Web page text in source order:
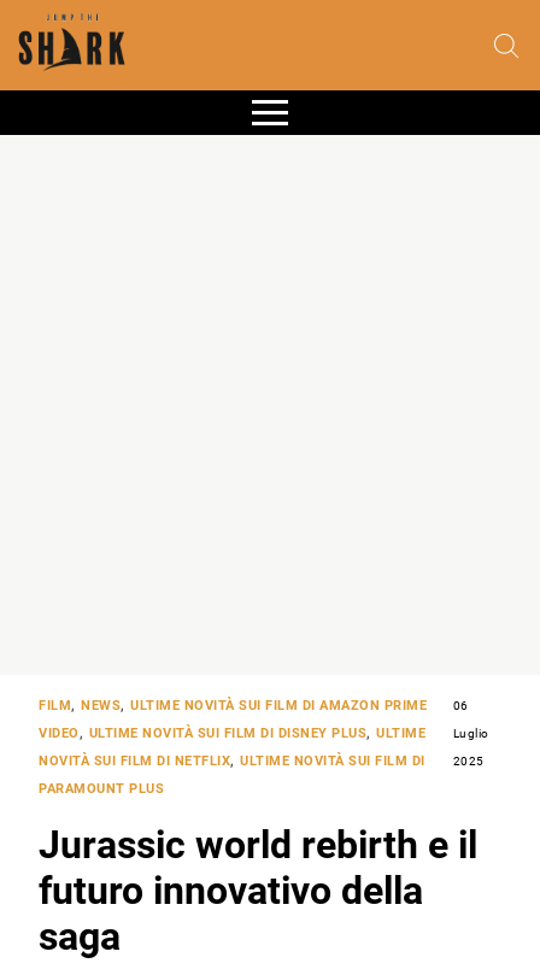
FILM, NEWS,ULTIME NOVITÀ SUI FILM DI AMAZON PRIME
VIDEO, ULTIME NOVITÀ SUI FILM DI DISNEY PLUS,ULTIME
NOVITÀ SUI FILM DI NETFLIX,ULTIME NOVITÀ SUI FILM DI
PARAMOUNT PLUS
06
Luglio
2025
Jurassic world rebirth e il
futuro innovativo della
saga